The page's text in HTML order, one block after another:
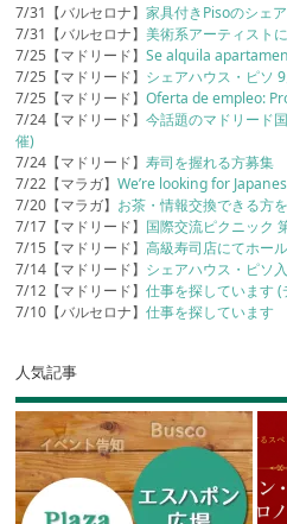
7/31【バルセロナ】家具付きPisoのシェ
7/31【バルセロナ】美術系アーティスト
7/25【マドリード】Se alquila
7/25【マドリード】 シェアハウス・ピソ
7/25【マドリード】Oferta de empleo:
7/24【マドリード】今話題のマドリード
催)
7/24【マドリード】寿司を握れる方募集
7/22【マラガ】We’re looking for
7/20【マラガ】 お茶・情報交換できる方
7/17【マドリード】 国際交流ピクニック
7/15【マドリード】高級寿司店にてホー
7/14【マドリード】 シェアハウス・ピソ
7/12【マドリード】仕事を探しています
7/10【バルセロナ】仕事を探しています
人気記事